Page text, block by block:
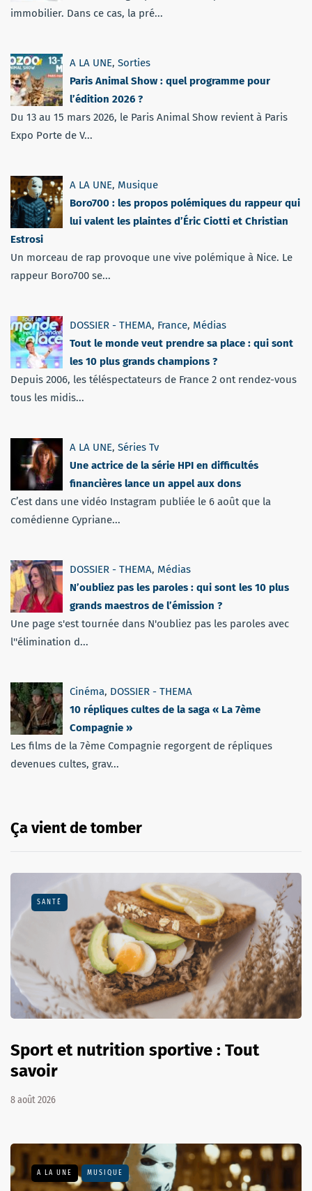
immobilier. Dans ce cas, la pré...
A LA UNE, Sorties
Paris Animal Show : quel programme pour
l’édition 2026 ?
Du 13 au 15 mars 2026, le Paris Animal Show revient à Paris
Expo Porte de V...
A LA UNE, Musique
Boro700 : les propos polémiques du rappeur qui
lui valent les plaintes d’Éric Ciotti et Christian
Estrosi
Un morceau de rap provoque une vive polémique à Nice. Le
rappeur Boro700 se...
DOSSIER - THEMA, France, Médias
Tout le monde veut prendre sa place : qui sont
les 10 plus grands champions ?
Depuis 2006, les téléspectateurs de France 2 ont rendez-vous
tous les midis...
A LA UNE, Séries Tv
Une actrice de la série HPI en difficultés
financières lance un appel aux dons
C’est dans une vidéo Instagram publiée le 6 août que la
comédienne Cypriane...
DOSSIER - THEMA, Médias
N’oubliez pas les paroles : qui sont les 10 plus
grands maestros de l’émission ?
Une page s'est tournée dans N'oubliez pas les paroles avec
l''élimination d...
Cinéma, DOSSIER - THEMA
10 répliques cultes de la saga « La 7ème
Compagnie »
Les films de la 7ème Compagnie regorgent de répliques
devenues cultes, grav...
Ça vient de tomber
SANTÉ
Sport et nutrition sportive : Tout
savoir
8 août 2026
A LA UNE MUSIQUE